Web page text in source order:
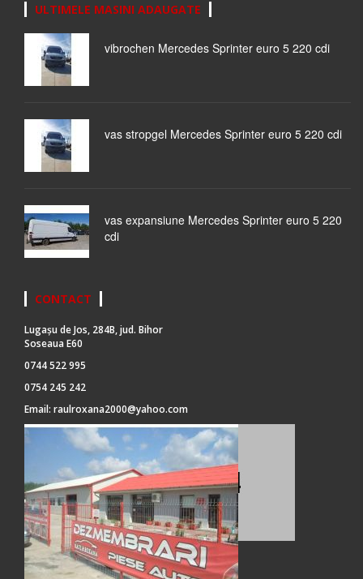
ULTIMELE MASINI ADAUGATE
vibrochen Mercedes Sprinter euro 5 220 cdi
vas stropgel Mercedes Sprinter euro 5 220 cdi
vas expansiune Mercedes Sprinter euro 5 220
cdi
CONTACT
Lugașu de Jos, 284B, jud. Bihor
Soseaua E60
0744 522 995
0754 245 242
Email: raulroxana2000@yahoo.com